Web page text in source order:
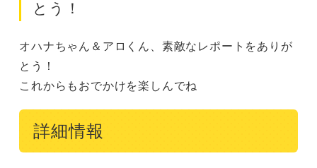
とう！
オハナちゃん＆アロくん、素敵なレポートをありが
とう！
これからもおでかけを楽しんでね
詳細情報